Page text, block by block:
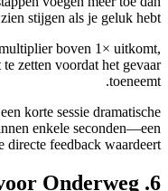
stijgen als je geluk hebt.
boven 1× uitkomt,
zetten voordat het gevaar
toeneemt.
korte sessie dramatische
enkele seconden—een
feedback waardeert.
Onderweg